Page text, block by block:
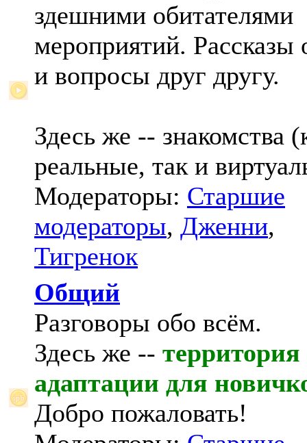
здешними обитателями
мероприятий. Рассказы
и вопросы друг другу.
Здесь же -- знакомства
реальные, так и
Модераторы: Старшие
модераторы, Дженни,
Тигренок
Общий
Разговоры обо всём.
Здесь же -- территория
адаптации для
Добро пожаловать!